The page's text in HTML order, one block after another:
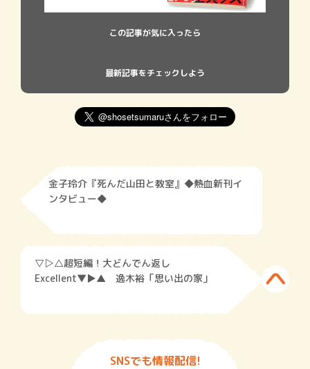
この記事が気に入ったら
最新記事をチェックしよう
金子玲介『死んだ山田と教室』◆熱血新刊イ
ンタビュー◆
▽▷△超短編！大どんでん返し
Excellent▼▶︎▲ 逸木裕「思い出の家」
SNSでも情報配信!